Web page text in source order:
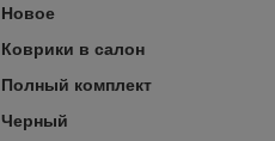
Новое
Коврики в салон
Полный комплект
Черный